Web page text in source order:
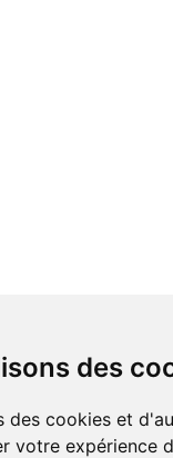
des
votre expérience